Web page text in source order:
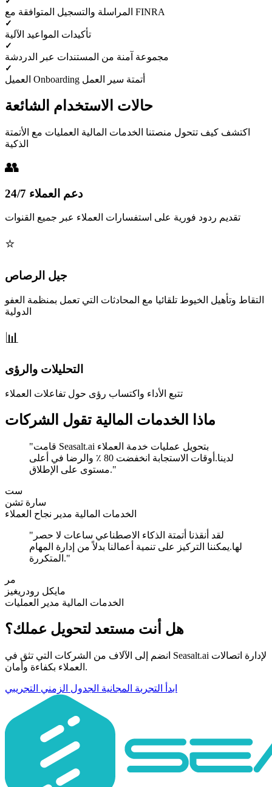
المراسلة والتسجيل المتوافقة مع FINRA
تأكيدات المواعيد الآلية
مجموعة آمنة من المستندات عبر الدردشة
العميل Onboarding أتمتة سير العمل
حالات الاستخدام الشائعة
اكتشف كيف تتحول منصتنا الخدمات المالية العمليات مع الأتمتة
الذكية
24/7 دعم العملاء
تقديم ردود فورية على استفسارات العملاء عبر جميع القنوات
جيل الرصاص
التقاط وتأهيل الخيوط تلقائيا مع المحادثات التي تعمل بمنظمة العفو
الدولية
التحليلات والرؤى
تتبع الأداء واكتساب رؤى حول تفاعلات العملاء
ماذا الخدمات المالية تقول الشركات
"قامت Seasalt.ai بتحويل عمليات خدمة العملاء
لدينا.أوقات الاستجابة انخفضت 80 ٪ والرضا في أعلى
مستوى على الإطلاق."
ست
سارة تشن
الخدمات المالية مدير نجاح العملاء
"لقد أنقذنا أتمتة الذكاء الاصطناعي ساعات لا حصر
لها.يمكننا التركيز على تنمية أعمالنا بدلاً من إدارة المهام
المتكررة."
مر
مايكل رودريغيز
الخدمات المالية مدير العمليات
هل أنت مستعد لتحويل عملك؟
انضم إلى الآلاف من الشركات التي تثق في Seasalt.ai لإدارة اتصالات
العملاء بكفاءة وأمان.
ابدأ التجربة المجانية الجدول الزمني التجريبي